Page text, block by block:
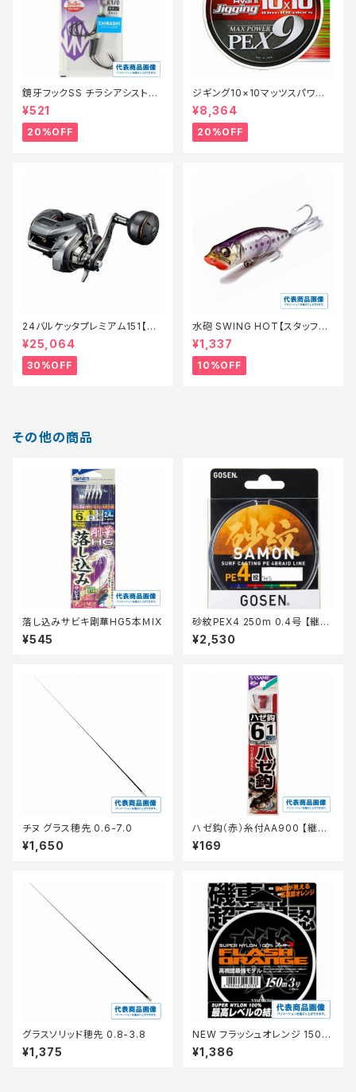
鏡牙フックSS チラシアシスト
【特価仕掛】【20】
¥521
20%OFF
ジギング10×10マッツスパワーP
PEX9 300m 2号【特価仕掛】
【20】
¥8,364
20%OFF
24バルケッタプレミアム151【特
価リール】【30】
¥25,064
30%OFF
水砲 SWING HOT【スタッフ永
徳夏のチニングオススメルアー】
¥1,337
10%OFF
その他の商品
落し込みサビキ剛華HG5本ＭIX
¥545
砂紋PEX4 250m 0.4号 【継続
セール_仕掛】
¥2,530
チヌ グラス穂先 0.6-7.0
¥1,650
ハゼ鈎（赤）糸付AA900 【継続
セール_仕掛】
¥169
グラスソリッド穂先 0.8-3.8
¥1,375
NEW フラッシュオレンジ 150m
オレンジ 2号
¥1,386